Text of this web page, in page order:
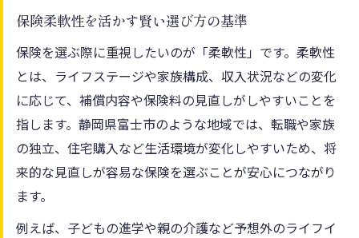
保険柔軟性を活かす賢い選び方の基準
保険を選ぶ際に重視したいのが「柔軟性」です。柔軟性
とは、ライフステージや家族構成、収入状況などの変化
に応じて、補償内容や保険料の見直しがしやすいことを
指します。静岡県富士市のような地域では、転職や家族
の独立、住宅購入など生活環境が変化しやすいため、将
来的な見直しが容易な保険を選ぶことが安心につながり
ます。
例えば、子どもの進学や親の介護など予想外のライフイ